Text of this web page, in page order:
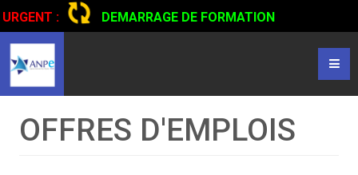
URGENT :
DEMARRAGE DE FORMATION
CERTIFIANTE EN CONDUITE DE CAMIONS...CLIQUER POUR
LIRE
OFFRES D'EMPLOIS